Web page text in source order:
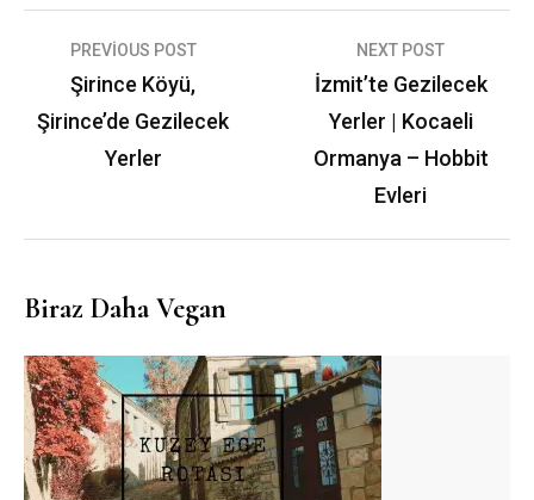
gezinmesi
PREVIOUS POST
Şirince Köyü,
Şirince’de Gezilecek
Yerler
NEXT POST
İzmit’te Gezilecek
Yerler | Kocaeli
Ormanya – Hobbit
Evleri
Biraz Daha Vegan